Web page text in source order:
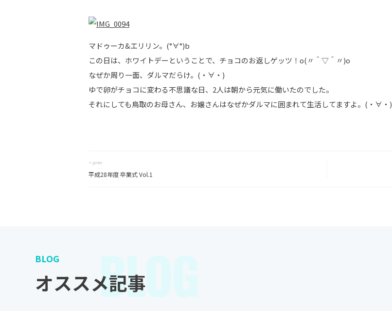
マドゥーカ&エリリン。(°∀°)b
この日は、ホワイトデーということで、チョコのお返しゲッツ！o(〃＾▽＾〃)o
なぜか周り一面、ダルマだらけ。(・∀・)
ゆで卵がチョコに変わる不思議な日、2人は朝から元気に働いたのでした。
それにしても鳥取のお母さん、お嬢さんはなぜかダルマに囲まれて生活してますよ。(・∀・)
< prev
平成28年度 卒業式 Vol.1
BLOG
オススメ記事
BLOG